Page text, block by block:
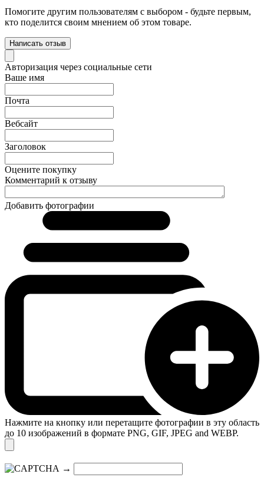
Помогите другим пользователям с выбором - будьте первым,
кто поделится своим мнением об этом товаре.
Написать отзыв
Авторизация через социальные сети
Ваше имя
Почта
Вебсайт
Заголовок
Оцените покупку
Комментарий к отзыву
Добавить фотографии
Нажмите на кнопку или перетащите фотографии в эту область
до 10 изображений в формате PNG, GIF, JPEG and WEBP.
→